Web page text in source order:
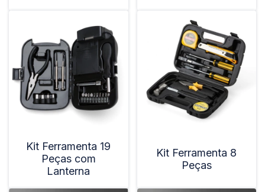
Kit Ferramenta 19
Peças com
Lanterna
Kit Ferramenta 8
Peças